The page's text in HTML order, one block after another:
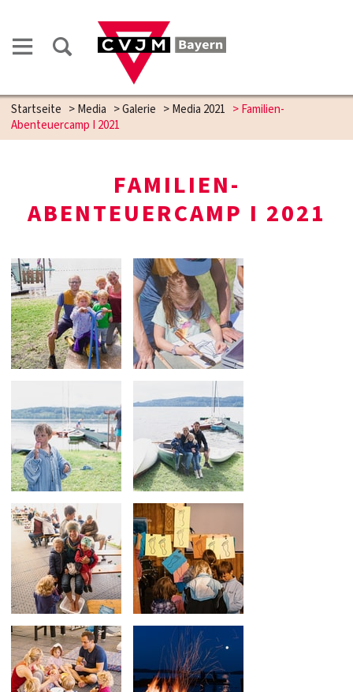
Startseite >Media >Galerie >Media 2021 >Familien-
Abenteuercamp I 2021
FAMILIEN-
ABENTEUERCAMP I 2021